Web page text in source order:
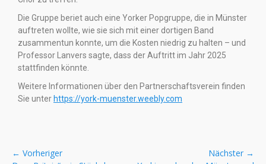
Die Gruppe beriet auch eine Yorker Popgruppe, die in Münster
auftreten wollte, wie sie sich mit einer dortigen Band
zusammentun konnte, um die Kosten niedrig zu halten – und
Professor Lanvers sagte, dass der Auftritt im Jahr 2025
stattfinden könnte.
Weitere Informationen über den Partnerschaftsverein finden
Sie unter https://york-muenster.weebly.com
← Vorheriger
Nächster →